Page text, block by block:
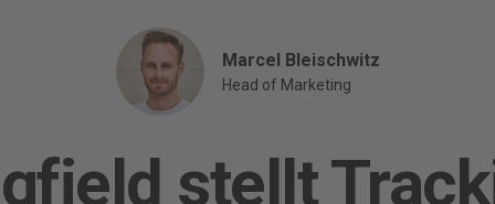
Marcel Bleischwitz
Head of Marketing
stellt